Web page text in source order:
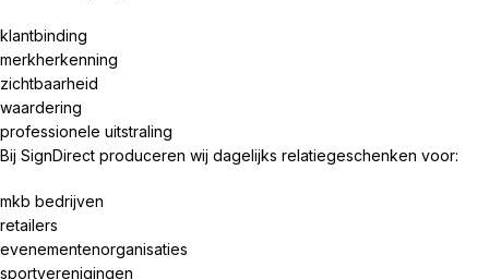
klantbinding
merkherkenning
zichtbaarheid
waardering
professionele uitstraling
Bij SignDirect produceren wij dagelijks relatiegeschenken voor:
mkb bedrijven
retailers
evenementenorganisaties
sportverenigingen